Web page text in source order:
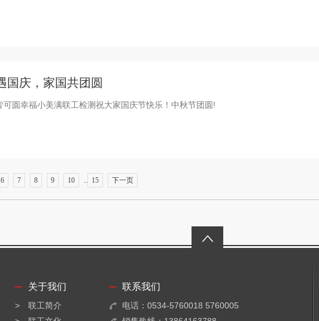
国庆，家国共团圆
圆幸福小美满联工检测祝大家国庆节快乐！中秋节团圆!
6 7 8 9 10 .. 15 下一页
关于我们
联工简介
联系我们
电话：0534-5760018 5760005